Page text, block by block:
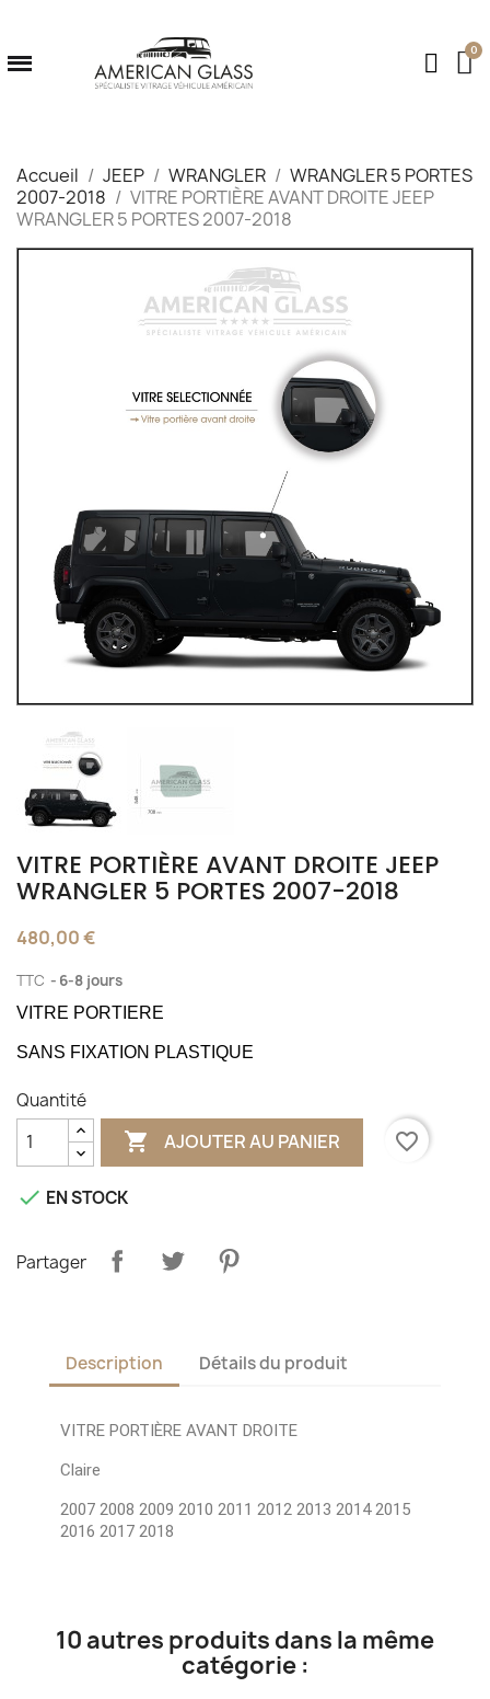
Accueil JEEP WRANGLER
WRANGLER 5 PORTES
2007-2018
VITRE PORTIÈRE AVANT DROITE JEEP
WRANGLER 5 PORTES 2007-2018
VITRE PORTIÈRE AVANT DROITE JEEP
WRANGLER 5 PORTES 2007-2018
480,00 €
TTC 6-8 jours
VITRE PORTIERE
SANS FIXATION PLASTIQUE
Quantité
 AJOUTER AU PANIER favorite_border
 EN STOCK
Partager
Description Détails du produit
VITRE PORTIÈRE AVANT DROITE
Claire
2007 2008 2009 2010 2011 2012 2013 2014 2015
2016 2017 2018
10 autres produits dans la même
catégorie :